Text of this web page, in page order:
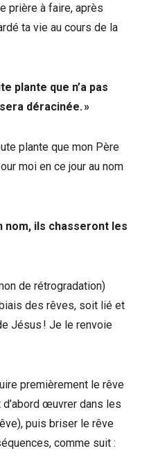
prière à faire, après
ta vie au cours de la
plante que n’a pas
déracinée. »
plante que mon Père
moi en ce jour au nom
nom, ils chasseront les
de rétrogradation)
des rêves, soit lié et
Jésus ! Je le renvoie
premièrement le rêve
d’abord œuvrer dans les
puis briser le rêve
comme suit :